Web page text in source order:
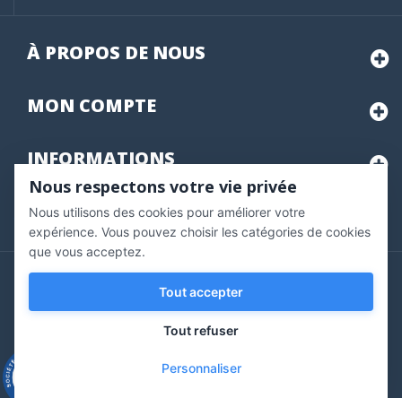
À PROPOS DE NOUS
MON COMPTE
INFORMATIONS
Marchand approuvé par la Société des Avis Garantis,
pour vérifier .
Copyright © 2020 Vernazobres Grego - tous droits
réservés.
Nous respectons votre vie privée
Nous utilisons des cookies pour améliorer votre
expérience. Vous pouvez choisir les catégories de cookies
que vous acceptez.
Tout accepter
Tout refuser
Personnaliser